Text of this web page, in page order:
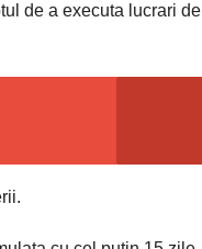
de a executa lucrari de